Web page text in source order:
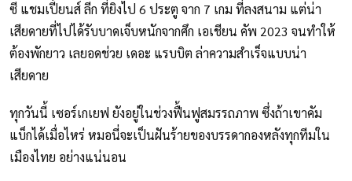
ซี แชมเปี้ยนส์ ลีก ที่ยิงไป 6 ประตู จาก 7 เกม ที่ลงสนาม แต่น่า
เสียดายที่ไปได้รับบาดเจ็บหนักจากศึก เอเชียน คัพ 2023 จนทำให้
ต้องพักยาว เลยอดช่วย เดอะ แรบบิต ล่าความสำเร็จแบบน่า
เสียดาย
ทุกวันนี้ เซอร์เกเยฟ ยังอยู่ในช่วงฟื้นฟูสมรรถภาพ ซึ่งถ้าเขาคัม
แบ็กได้เมื่อไหร่ หมอนี่จะเป็นฝันร้ายของบรรดากองหลังทุกทีมใน
เมืองไทย อย่างแน่นอน